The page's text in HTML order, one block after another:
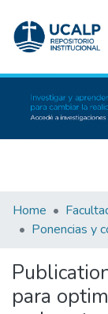
Inicio
Home
Ponencias y
para